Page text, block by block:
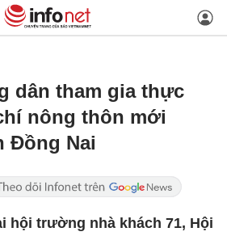
dân tham gia thực
nông thôn mới
Đồng Nai
hội trường nhà khách 71, Hội